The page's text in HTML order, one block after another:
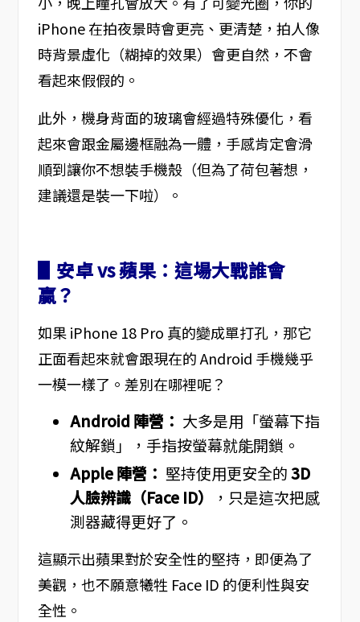
iPhone 在拍夜景時會更亮、更清楚，拍人像
時背景虛化（糊掉的效果）會更自然，不會
看起來假假的。
此外，機身背面的玻璃會經過特殊優化，看
起來會跟金屬邊框融為一體，手感肯定會滑
順到讓你不想裝手機殼（但為了荷包著想，
建議還是裝一下啦）。
▋安卓 vs 蘋果：這場大戰誰會
贏？
如果 iPhone 18 Pro 真的變成單打孔，那它
正面看起來就會跟現在的 Android 手機幾乎
一模一樣了。差別在哪裡呢？
Android 陣營： 大多是用「螢幕下指
紋解鎖」，手指按螢幕就能開鎖。
Apple 陣營： 堅持使用更安全的3D
人臉辨識（Face ID）
，只是這次把感
測器藏得更好了。
這顯示出蘋果對於安全性的堅持，即便為了
美觀，也不願意犧牲 Face ID 的便利性與安
全性。